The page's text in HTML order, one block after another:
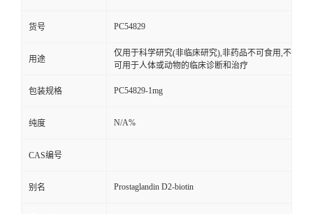
货号 PC54829
用途
仅用于科学研究(非临床研究),非药品不可食用,不
可用于人体或动物的临床诊断和治疗
包装规格 PC54829-1mg
纯度 N/A%
CAS编号
别名 Prostaglandin D2-biotin